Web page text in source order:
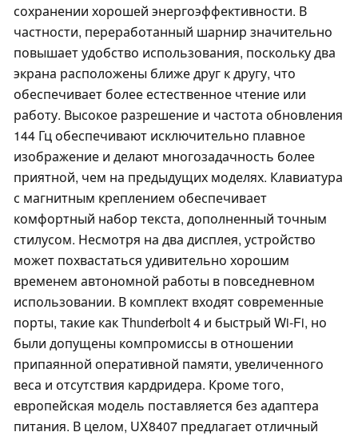
сохранении хорошей энергоэффективности. В
частности, переработанный шарнир значительно
повышает удобство использования, поскольку два
экрана расположены ближе друг к другу, что
обеспечивает более естественное чтение или
работу. Высокое разрешение и частота обновления
144 Гц обеспечивают исключительно плавное
изображение и делают многозадачность более
приятной, чем на предыдущих моделях. Клавиатура
с магнитным креплением обеспечивает
комфортный набор текста, дополненный точным
стилусом. Несмотря на два дисплея, устройство
может похвастаться удивительно хорошим
временем автономной работы в повседневном
использовании. В комплект входят современные
порты, такие как Thunderbolt 4 и быстрый Wi-Fi, но
были допущены компромиссы в отношении
припаянной оперативной памяти, увеличенного
веса и отсутствия кардридера. Кроме того,
европейская модель поставляется без адаптера
питания. В целом, UX8407 предлагает отличный